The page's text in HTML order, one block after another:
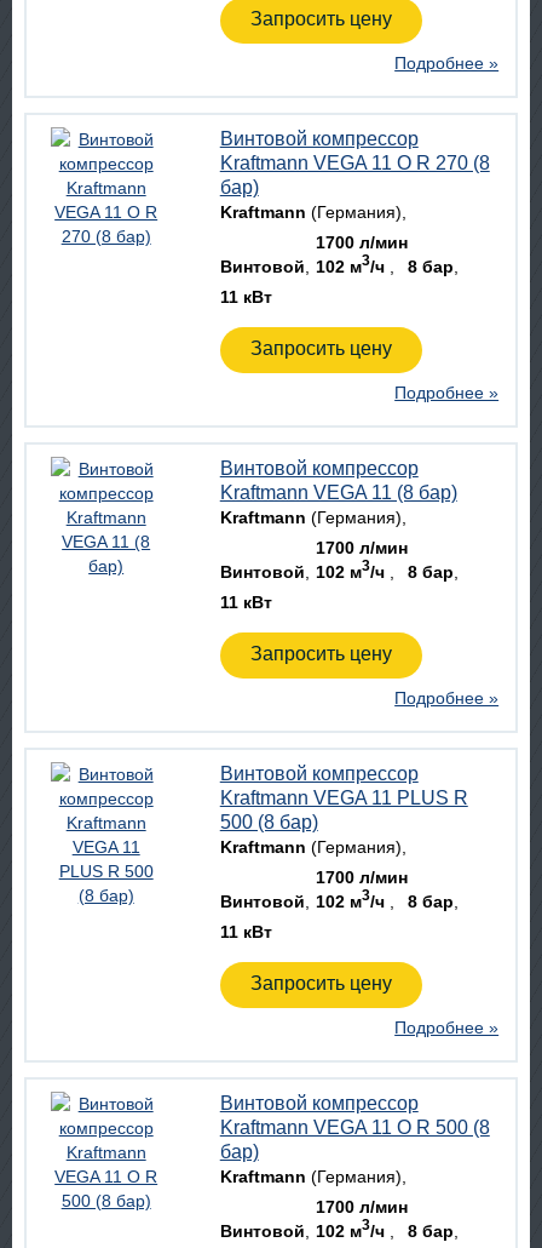
Запросить цену
Подробнее »
Винтовой компрессор
Kraftmann VEGA 11 O R 270 (8
бар)
Kraftmann (Германия)
Винтовой
1700 л/мин
102 м3/ч
8 бар
11 кВт
Запросить цену
Подробнее »
Винтовой компрессор
Kraftmann VEGA 11 (8 бар)
Kraftmann (Германия)
Винтовой
1700 л/мин
102 м3/ч
8 бар
11 кВт
Запросить цену
Подробнее »
Винтовой компрессор
Kraftmann VEGA 11 PLUS R
500 (8 бар)
Kraftmann (Германия)
Винтовой
1700 л/мин
102 м3/ч
8 бар
11 кВт
Запросить цену
Подробнее »
Винтовой компрессор
Kraftmann VEGA 11 O R 500 (8
бар)
Kraftmann (Германия)
Винтовой
1700 л/мин
102 м3/ч
8 бар